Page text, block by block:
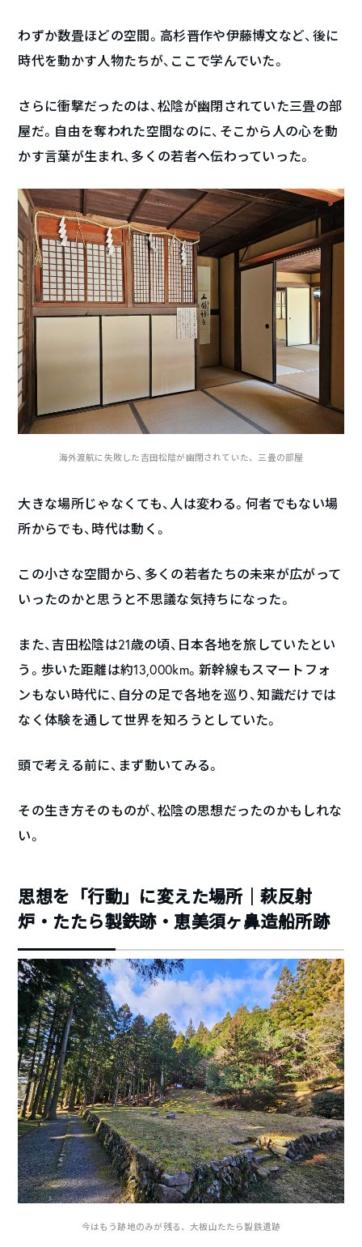
わずか数畳ほどの空間。高杉晋作や伊藤博文など、後に
時代を動かす人物たちが、ここで学んでいた。
さらに衝撃だったのは、松陰が幽閉されていた三畳の部
屋だ。自由を奪われた空間なのに、そこから人の心を動
かす言葉が生まれ、多くの若者へ伝わっていった。
海外渡航に失敗した吉田松陰が幽閉されていた、三畳の部屋
大きな場所じゃなくても、人は変わる。何者でもない場
所からでも、時代は動く。
この小さな空間から、多くの若者たちの未来が広がって
いったのかと思うと不思議な気持ちになった。
また、吉田松陰は21歳の頃、日本各地を旅していたとい
う。歩いた距離は約13,000km。新幹線もスマートフォ
ンもない時代に、自分の足で各地を巡り、知識だけでは
なく体験を通して世界を知ろうとしていた。
頭で考える前に、まず動いてみる。
その生き方そのものが、松陰の思想だったのかもしれな
い。
思想を「行動」に変えた場所｜萩反射
炉・たたら製鉄跡・恵美須ヶ鼻造船所跡
今はもう跡地のみが残る、大板山たたら製鉄遺跡